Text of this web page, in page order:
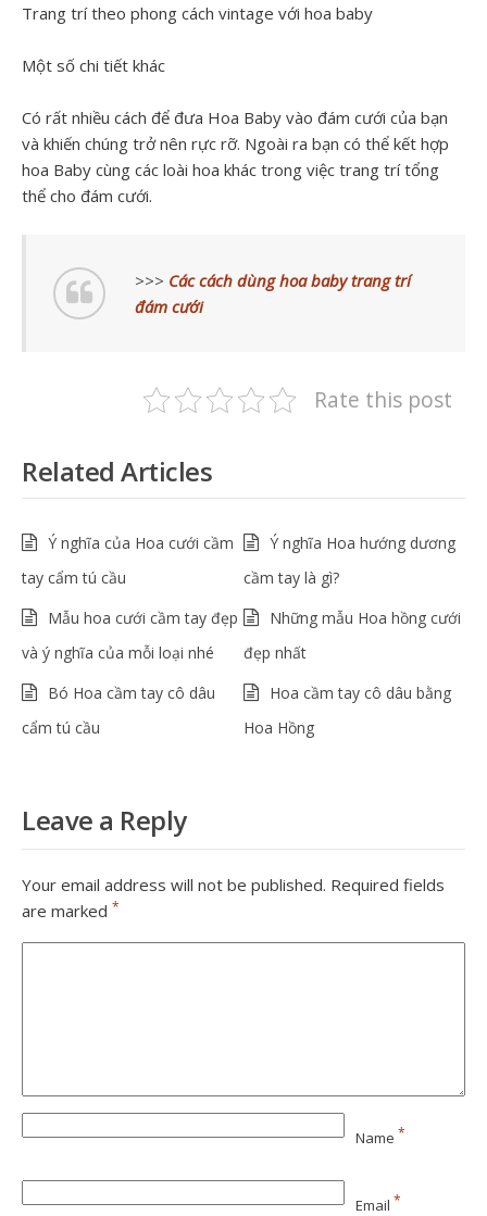
Trang trí theo phong cách vintage với hoa baby
Một số chi tiết khác
Có rất nhiều cách để đưa Hoa Baby vào đám cưới của bạn
và khiến chúng trở nên rực rỡ. Ngoài ra bạn có thể kết hợp
hoa Baby cùng các loài hoa khác trong việc trang trí tổng
thể cho đám cưới.
>>> Các cách dùng hoa baby trang trí
đám cưới
Rate this post
Related Articles
Ý nghĩa của Hoa cưới cầm
tay cẩm tú cầu
Ý nghĩa Hoa hướng dương
cầm tay là gì?
Mẫu hoa cưới cầm tay đẹp
và ý nghĩa của mỗi loại nhé
Những mẫu Hoa hồng cưới
đẹp nhất
Bó Hoa cầm tay cô dâu
cẩm tú cầu
Hoa cầm tay cô dâu bằng
Hoa Hồng
Leave a Reply
Your email address will not be published. Required fields
are marked *
Name *
Email *